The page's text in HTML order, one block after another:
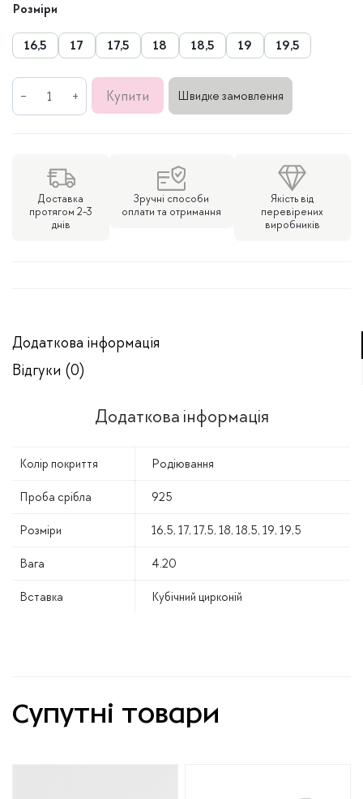
Розміри
16,5 17 17,5 18 18,5 19 19,5
Срібна
Купити Швидке замовлення
Доставка
протягом 2-3
днів
Зручні способи
оплати та отримання
Якість від
перевірених
виробників
Додаткова інформація
Відгуки (0)
Додаткова інформація
Колір покриття Родіювання
Проба срібла 925
Розміри 16,5, 17, 17,5, 18, 18,5, 19, 19,5
Вага 4.20
Вставка Кубічний цирконій
Супутні товари